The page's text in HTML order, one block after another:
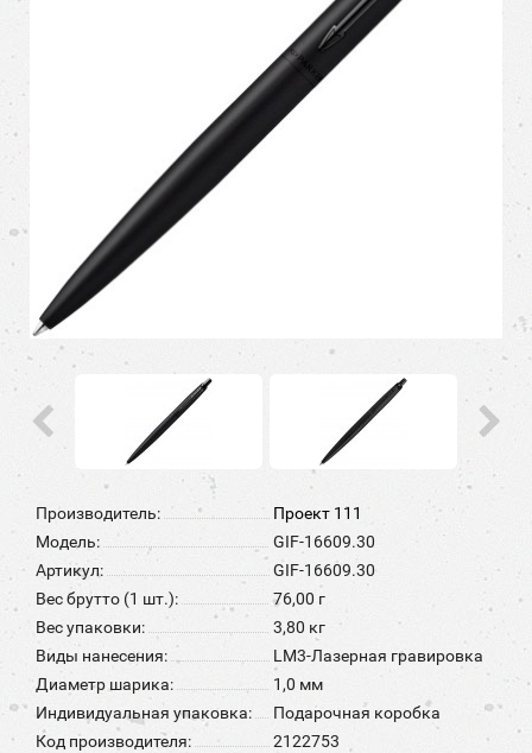
Производитель:
Проект 111
Модель:
GIF-16609.30
Артикул:
GIF-16609.30
Вес брутто (1 шт.):
76,00 г
Вес упаковки:
3,80 кг
Виды нанесения:
LM3-Лазерная гравировка
Диаметр шарика:
1,0 мм
Индивидуальная упаковка:
Подарочная коробка
Код производителя:
2122753